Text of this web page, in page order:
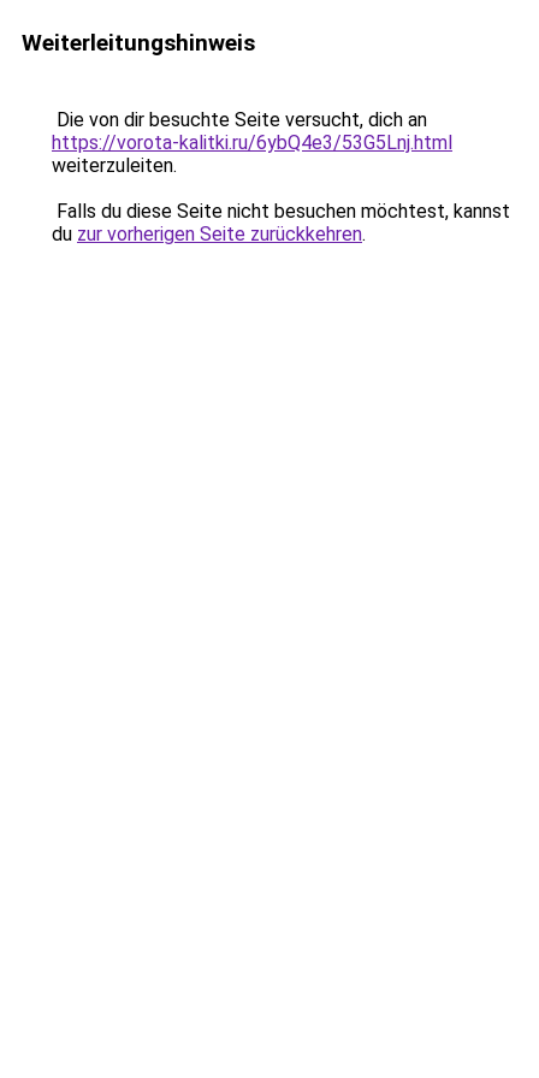
Weiterleitungshinweis
Die von dir besuchte Seite versucht, dich an
https://vorota-kalitki.ru/6ybQ4e3/53G5Lnj.html
weiterzuleiten.
Falls du diese Seite nicht besuchen möchtest, kannst
du zur vorherigen Seite zurückkehren.